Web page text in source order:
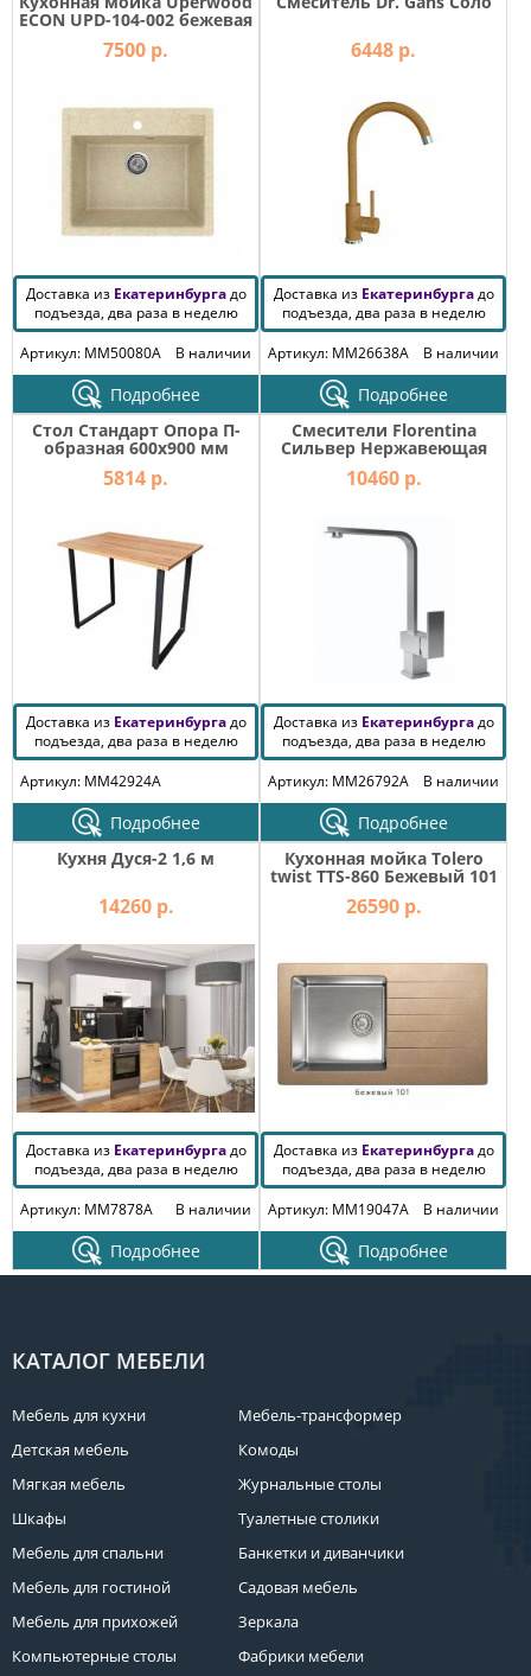
ECON UPD-104-002 бежевая
матовая
7500 р.
Доставка из Екатеринбургадо
подъезда, два раза в неделю
Артикул: MM50080A
В наличии
Подробнее
6448 р.
Доставка из Екатеринбургадо
подъезда, два раза в неделю
Артикул: MM26638A
В наличии
Подробнее
Стол Стандарт Опора П-
образная 600х900 мм
5814 р.
Доставка из Екатеринбургадо
подъезда, два раза в неделю
Артикул: MM42924A
Подробнее
Смесители Florentina
Сильвер Нержавеющая
сталь
10460 р.
Доставка из Екатеринбургадо
подъезда, два раза в неделю
Артикул: MM26792A
В наличии
Подробнее
Кухня Дуся-2 1,6 м
14260 р.
Доставка из Екатеринбургадо
подъезда, два раза в неделю
Артикул: MM7878A
В наличии
Подробнее
Кухонная мойка Tolero
twist TTS-860 Бежевый 101
26590 р.
Доставка из Екатеринбургадо
подъезда, два раза в неделю
Артикул: MM19047A
В наличии
Подробнее
КАТАЛОГ МЕБЕЛИ
Мебель для кухни
Детская мебель
Мягкая мебель
Шкафы
Мебель для спальни
Мебель для гостиной
Мебель для прихожей
Компьютерные столы
Мебель-трансформер
Комоды
Журнальные столы
Туалетные столики
Банкетки и диванчики
Садовая мебель
Зеркала
Фабрики мебели